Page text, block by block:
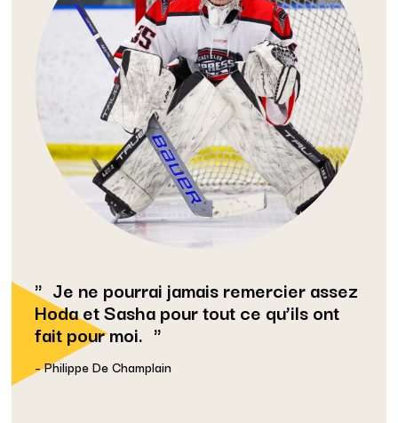
Je ne pourrai jamais remercier assez
Hoda et Sasha pour tout ce qu’ils ont
fait pour moi.
– Philippe De Champlain